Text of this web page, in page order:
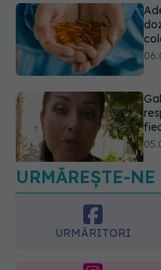
URMĂREȘTE-
URMĂRITORI